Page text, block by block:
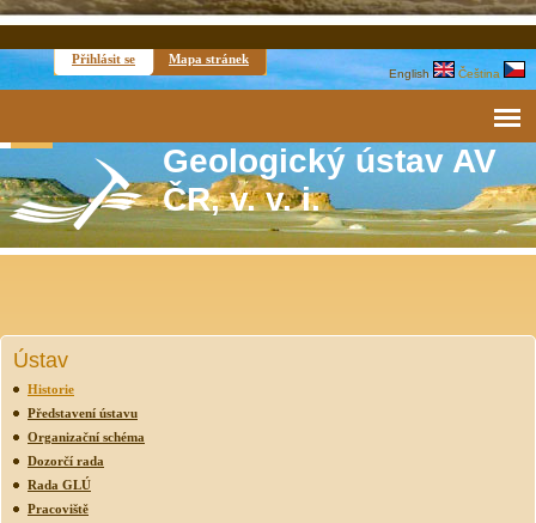
Přihlásit se Mapa stránek
English Čeština
Geologický ústav AV
ČR, v. v. i.
Ústav
Historie
Představení ústavu
Organizační schéma
Dozorčí rada
Rada GLÚ
Pracoviště